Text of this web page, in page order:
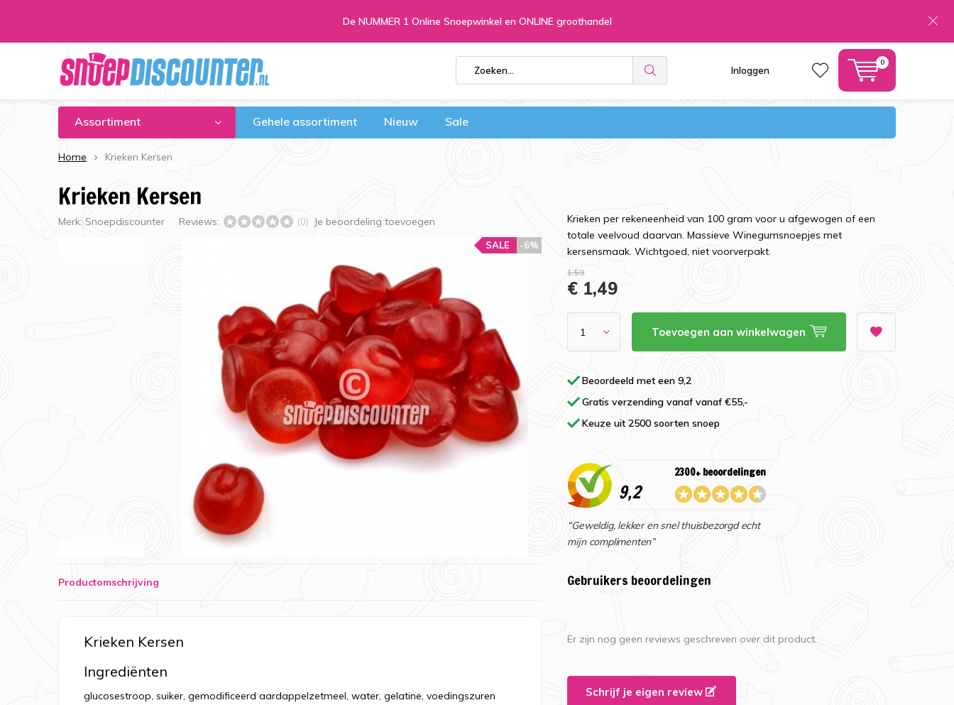
Inloggen
0
De NUMMER 1 Online Snoepwinkel en ONLINE groothandel
Assortiment Gehele assortiment Nieuw Sale
Home Krieken Kersen
Krieken Kersen
Merk: Snoepdiscounter Reviews: (0) Je beoordeling toevoegen
-6%
SALE
Krieken per rekeneenheid van 100 gram voor u afgewogen of een
totale veelvoud daarvan. Massieve Winegumsnoepjes met
kersensmaak. Wichtgoed, niet voorverpakt.
1,59
€ 1,49
Toevoegen aan winkelwagen
Beoordeeld met een 9,2
Gratis verzending vanaf vanaf €55,-
Keuze uit 2500 soorten snoep
9,2
2300+ beoordelingen
“Geweldig, lekker en snel thuisbezorgd echt
mijn complimenten”
Productomschrijving
Krieken Kersen
Ingrediënten
glucosestroop, suiker, gemodificeerd aardappelzetmeel, water, gelatine, voedingszuren
Gebruikers beoordelingen
Er zijn nog geen reviews geschreven over dit product.
Schrijf je eigen review